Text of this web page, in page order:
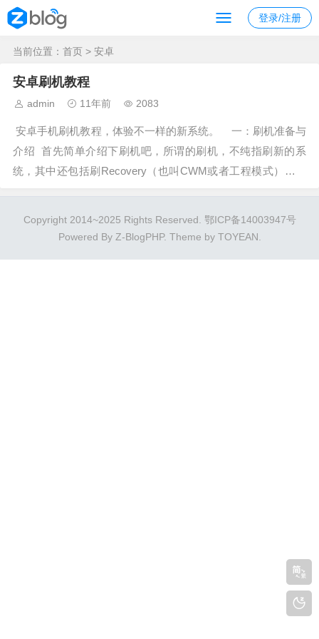
登录/注册
当前位置： 首页 > 安卓
安卓刷机教程
admin 11年前 2083
安卓手机刷机教程，体验不一样的新系统。 一：刷机准备与
介绍 首先简单介绍下刷机吧，所谓的刷机，不纯指刷新的系
统，其中还包括刷Recovery（也叫CWM或者工程模式），基
Copyright 2014~2025 Rights Reserved. 鄂ICP备14003947号
Powered By Z-BlogPHP. Theme by TOYEAN